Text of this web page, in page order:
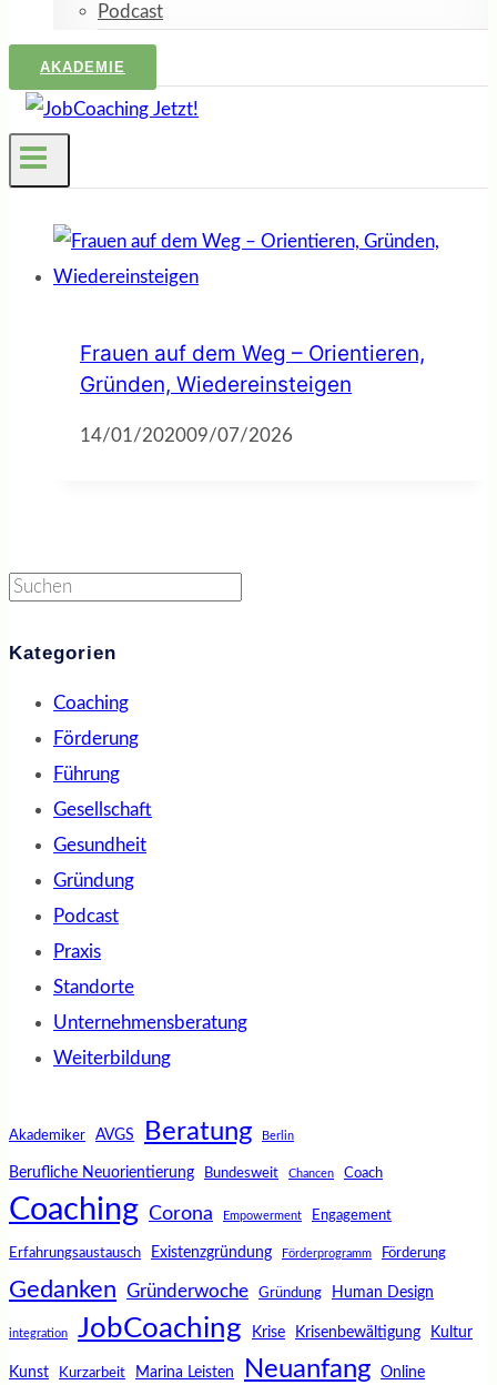
Podcast
AKADEMIE
Frauen auf dem Weg – Orientieren,
Gründen, Wiedereinsteigen
14/01/202009/07/2026
Suchen
Kategorien
Coaching
Förderung
Führung
Gesellschaft
Gesundheit
Gründung
Podcast
Praxis
Standorte
Unternehmensberatung
Weiterbildung
Akademiker AVGS Beratung Berlin
Berufliche Neuorientierung Bundesweit Chancen Coach
Coaching Corona Empowerment Engagement
Erfahrungsaustausch Existenzgründung Förderprogramm Förderung
Gedanken Gründerwoche Gründung Human Design
integration JobCoaching Krise Krisenbewältigung Kultur
Kunst Kurzarbeit Marina Leisten Neuanfang Online